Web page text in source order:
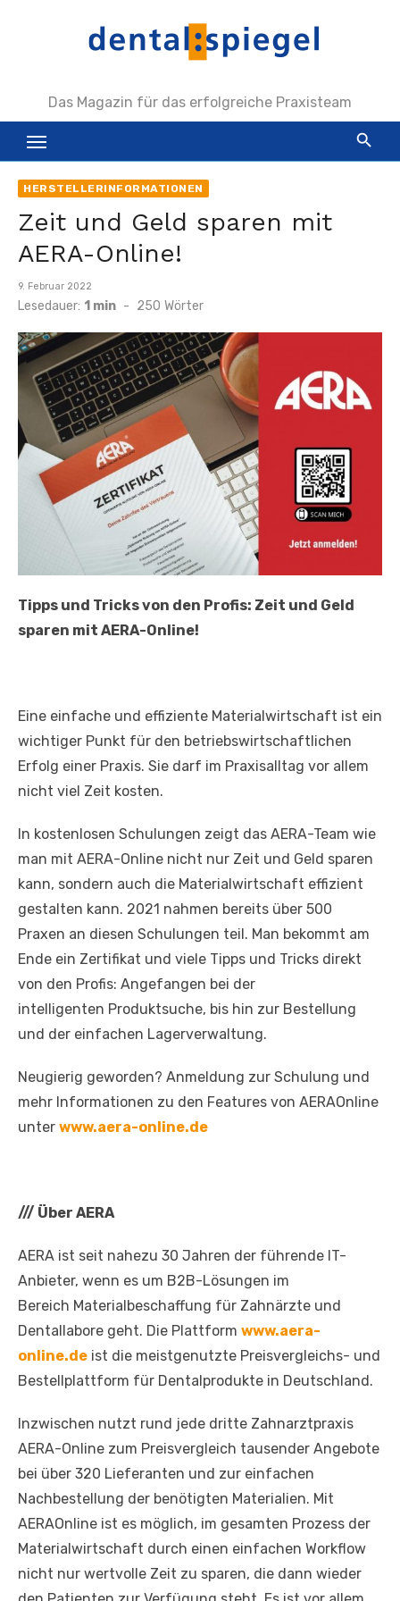
Das Magazin für das erfolgreiche Praxisteam
HERSTELLERINFORMATIONEN
Zeit und Geld sparen mit
AERA-Online!
Veröffentlicht
am
9. Februar 2022
Lesedauer: 1 min - 250 Wörter
Tipps und Tricks von den Profis: Zeit und Geld
sparen mit AERA-Online!
Eine einfache und effiziente Materialwirtschaft ist ein
wichtiger Punkt für den betriebswirtschaftlichen
Erfolg einer Praxis. Sie darf im Praxisalltag vor allem
nicht viel Zeit kosten.
In kostenlosen Schulungen zeigt das AERA-Team wie
man mit AERA-Online nicht nur Zeit und Geld sparen
kann, sondern auch die Materialwirtschaft effizient
gestalten kann. 2021 nahmen bereits über 500
Praxen an diesen Schulungen teil. Man bekommt am
Ende ein Zertifikat und viele Tipps und Tricks direkt
von den Profis: Angefangen bei der
intelligenten Produktsuche, bis hin zur Bestellung
und der einfachen Lagerverwaltung.
Neugierig geworden? Anmeldung zur Schulung und
mehr Informationen zu den Features von AERAOnline
unter www.aera-online.de
/// Über AERA
AERA ist seit nahezu 30 Jahren der führende IT-
Anbieter, wenn es um B2B-Lösungen im
Bereich Materialbeschaffung für Zahnärzte und
Dentallabore geht. Die Plattform www.aera-
online.de ist die meistgenutzte Preisvergleichs- und
Bestellplattform für Dentalprodukte in Deutschland.
Inzwischen nutzt rund jede dritte Zahnarztpraxis
AERA-Online zum Preisvergleich tausender Angebote
bei über 320 Lieferanten und zur einfachen
Nachbestellung der benötigten Materialien. Mit
AERAOnline ist es möglich, im gesamten Prozess der
Materialwirtschaft durch einen einfachen Workflow
nicht nur wertvolle Zeit zu sparen, die dann wieder